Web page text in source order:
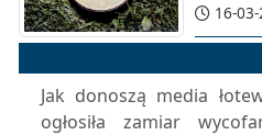
16-
Jak donoszą media
ogłosiła zamiar